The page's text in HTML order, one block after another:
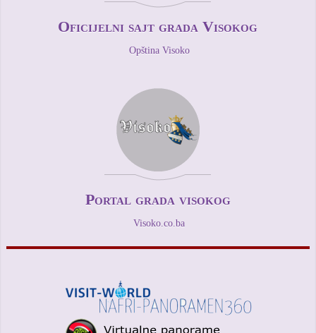
Oficijelni sajt grada Visokog
Opština Visoko
Portal grada visokog
Visoko.co.ba